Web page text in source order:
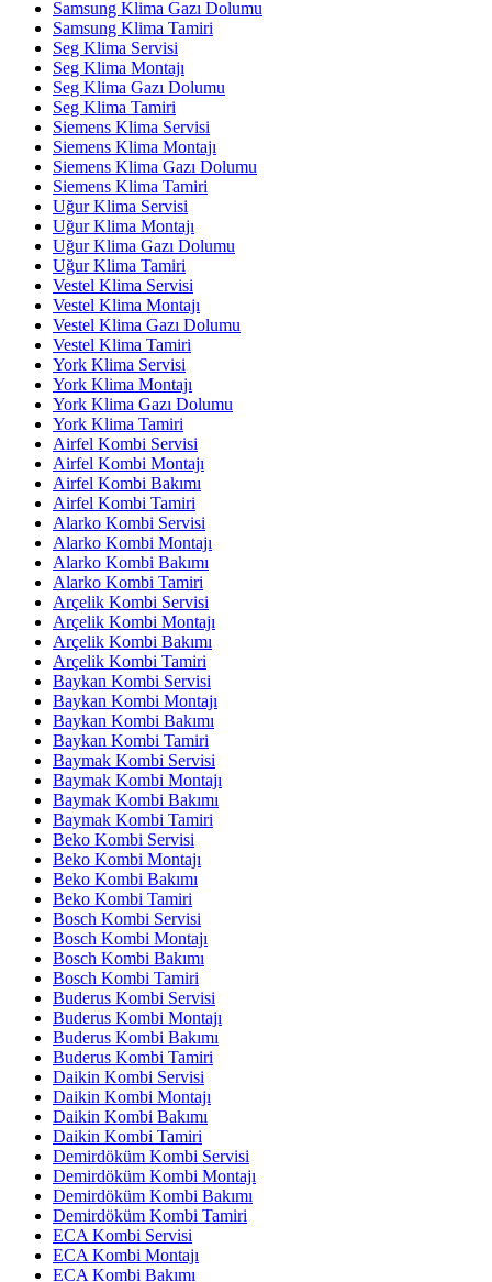
Samsung Klima Gazı Dolumu
Samsung Klima Tamiri
Seg Klima Servisi
Seg Klima Montajı
Seg Klima Gazı Dolumu
Seg Klima Tamiri
Siemens Klima Servisi
Siemens Klima Montajı
Siemens Klima Gazı Dolumu
Siemens Klima Tamiri
Uğur Klima Servisi
Uğur Klima Montajı
Uğur Klima Gazı Dolumu
Uğur Klima Tamiri
Vestel Klima Servisi
Vestel Klima Montajı
Vestel Klima Gazı Dolumu
Vestel Klima Tamiri
York Klima Servisi
York Klima Montajı
York Klima Gazı Dolumu
York Klima Tamiri
Airfel Kombi Servisi
Airfel Kombi Montajı
Airfel Kombi Bakımı
Airfel Kombi Tamiri
Alarko Kombi Servisi
Alarko Kombi Montajı
Alarko Kombi Bakımı
Alarko Kombi Tamiri
Arçelik Kombi Servisi
Arçelik Kombi Montajı
Arçelik Kombi Bakımı
Arçelik Kombi Tamiri
Baykan Kombi Servisi
Baykan Kombi Montajı
Baykan Kombi Bakımı
Baykan Kombi Tamiri
Baymak Kombi Servisi
Baymak Kombi Montajı
Baymak Kombi Bakımı
Baymak Kombi Tamiri
Beko Kombi Servisi
Beko Kombi Montajı
Beko Kombi Bakımı
Beko Kombi Tamiri
Bosch Kombi Servisi
Bosch Kombi Montajı
Bosch Kombi Bakımı
Bosch Kombi Tamiri
Buderus Kombi Servisi
Buderus Kombi Montajı
Buderus Kombi Bakımı
Buderus Kombi Tamiri
Daikin Kombi Servisi
Daikin Kombi Montajı
Daikin Kombi Bakımı
Daikin Kombi Tamiri
Demirdöküm Kombi Servisi
Demirdöküm Kombi Montajı
Demirdöküm Kombi Bakımı
Demirdöküm Kombi Tamiri
ECA Kombi Servisi
ECA Kombi Montajı
ECA Kombi Bakımı